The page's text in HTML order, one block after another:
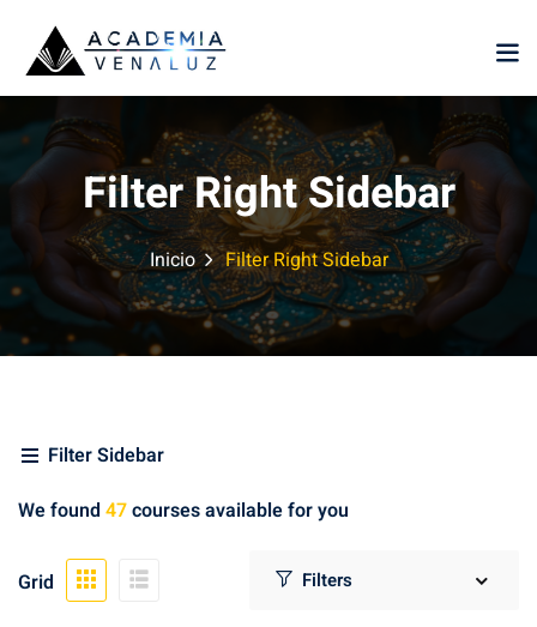
Filter Right Sidebar
Inicio Filter Right Sidebar
Filter Sidebar
(1)
We found 47courses available for you
Grid
Sign in
Sign in
Don’t have an account?Sign up
Sign up